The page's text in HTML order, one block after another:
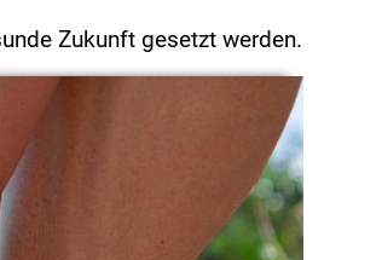
Zukunft gesetzt werden.